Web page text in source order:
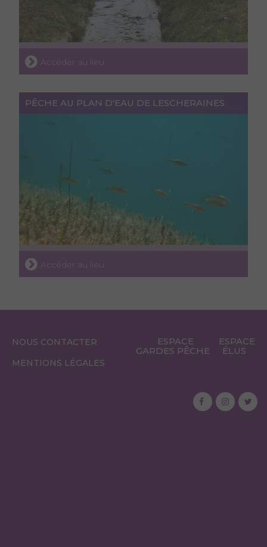
Accéder au lieu
PÊCHE AU PLAN D'EAU DE LESCHERAINES
Accéder au lieu
NOUS CONTACTER
MENTIONS LÉGALES
ESPACE
GARDES PÊCHE
ESPACE
ÉLUS